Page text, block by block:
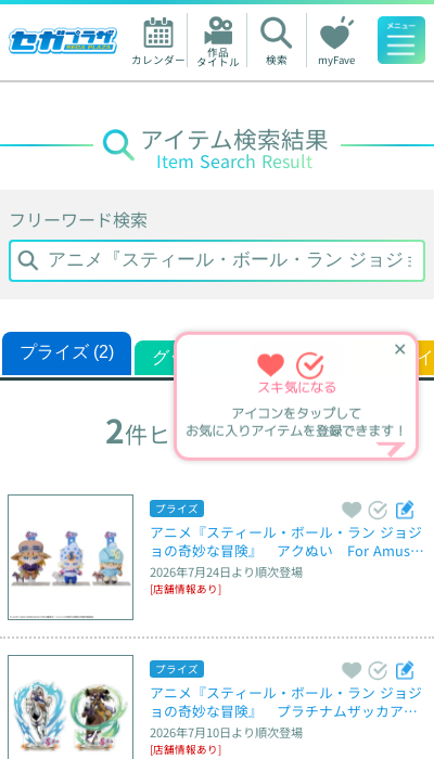
カレンダー 作品
タイトル 検索 myFave
人気ワード
アイテム検索結果
Item Search Result
フリーワード検索
プライズ (2) グッズ (0) くじ (0) オンラ
2件ヒットしました。
プライズ
アニメ『スティール・ボール・ラン ジョジ
ョの奇妙な冒険』　アクぬい　For Amuse
ment
2026年7月24日より順次登場
[店舗情報あり]
プライズ
アニメ『スティール・ボール・ラン ジョジ
ョの奇妙な冒険』　プラチナムザッカアク
リルジオラマ
2026年7月10日より順次登場
[店舗情報あり]
✕
スキ気になる
アイコンをタップして
お気に入りアイテムを登録できます！